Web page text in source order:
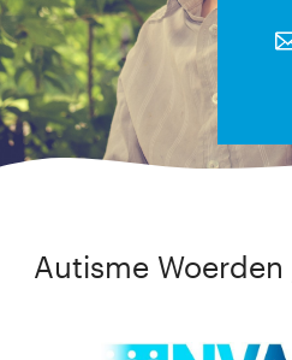
Autisme Woerden